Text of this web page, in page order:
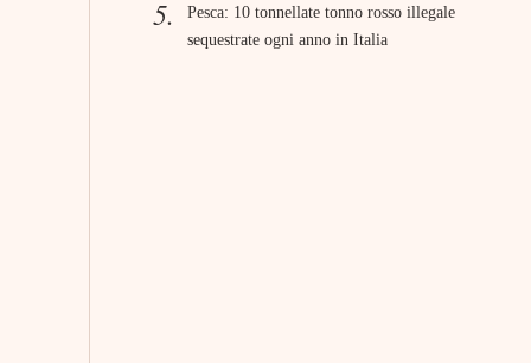
Pesca: 10 tonnellate tonno rosso illegale
sequestrate ogni anno in Italia